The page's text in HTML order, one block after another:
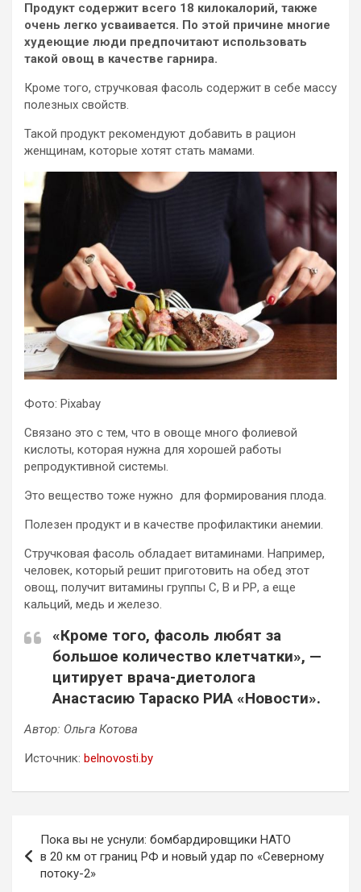
Продукт содержит всего 18 килокалорий, также
очень легко усваивается. По этой причине многие
худеющие люди предпочитают использовать
такой овощ в качестве гарнира.
Кроме того, стручковая фасоль содержит в себе массу
полезных свойств.
Такой продукт рекомендуют добавить в рацион
женщинам, которые хотят стать мамами.
Фото: Pixabay
Связано это с тем, что в овоще много фолиевой
кислоты, которая нужна для хорошей работы
репродуктивной системы.
Это вещество тоже нужно для формирования плода.
Полезен продукт и в качестве профилактики анемии.
Стручковая фасоль обладает витаминами. Например,
человек, который решит приготовить на обед этот
овощ, получит витамины группы С, В и РР, а еще
кальций, медь и железо.
«Кроме того, фасоль любят за
большое количество клетчатки», —
цитирует врача-диетолога
Анастасию Тараско РИА «Новости».
Автор: Ольга Котова
Источник: belnovosti.by
по
записям
Пока вы не уснули: бомбардировщики НАТО
в 20 км от границ РФ и новый удар по «Северному
потоку-2»